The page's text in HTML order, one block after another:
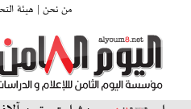
من نحن | هيئة